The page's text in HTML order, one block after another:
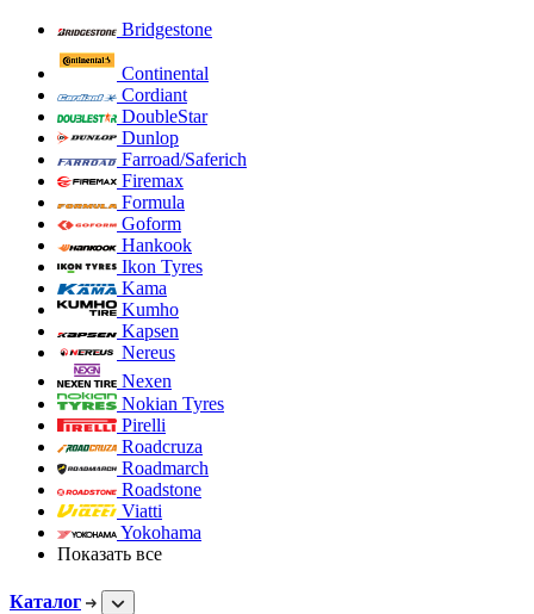
Bridgestone
Continental
Cordiant
DoubleStar
Dunlop
Farroad/Saferich
Firemax
Formula
Goform
Hankook
Ikon Tyres
Kama
Kumho
Kapsen
Nereus
Nexen
Nokian Tyres
Pirelli
Roadcruza
Roadmarch
Roadstone
Viatti
Yokohama
Показать все
Каталог